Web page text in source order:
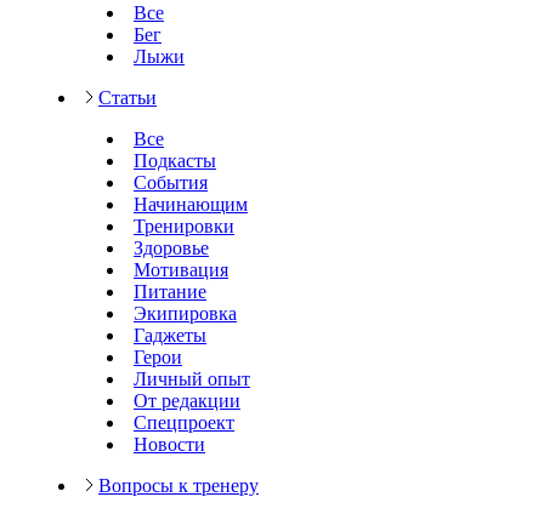
Все
Бег
Лыжи
Статьи
Все
Подкасты
События
Начинающим
Тренировки
Здоровье
Мотивация
Питание
Экипировка
Гаджеты
Герои
Личный опыт
От редакции
Спецпроект
Новости
Вопросы к тренеру